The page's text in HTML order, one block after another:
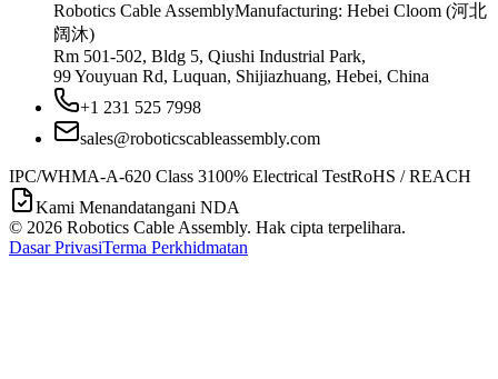
Robotics Cable AssemblyManufacturing: Hebei Cloom (河北
阔沐)
Rm 501-502, Bldg 5, Qiushi Industrial Park,
99 Youyuan Rd, Luquan, Shijiazhuang, Hebei, China
+1 231 525 7998
sales@roboticscableassembly.com
IPC/WHMA-A-620 Class 3100% Electrical TestRoHS / REACH
Kami Menandatangani NDA
© 2026 Robotics Cable Assembly. Hak cipta terpelihara.
Dasar PrivasiTerma Perkhidmatan